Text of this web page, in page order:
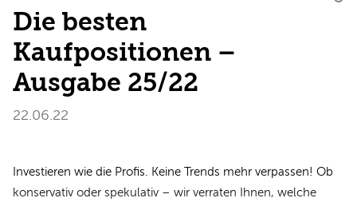
Die besten
Kaufpositionen –
Ausgabe 25/22
22.06.22
Investieren wie die Profis. Keine Trends mehr verpassen! Ob
konservativ oder spekulativ – wir verraten Ihnen, welche